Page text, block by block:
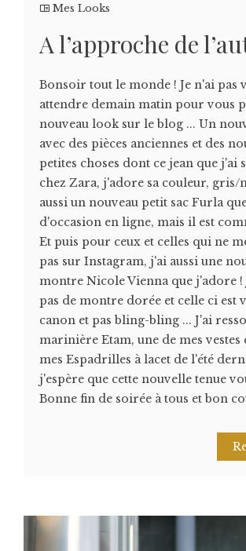
Mes Looks
A l’approche de
Bonsoir tout le monde ! Je n'ai pas
attendre demain matin pour vous
nouveau look sur le blog ... Un
avec des pièces anciennes et des
petites choses dont ce jean que j'ai
chez Zara, j'adore sa couleur, gris/
aussi un nouveau petit sac Furla
d'occasion en ligne, mais il est
Et puis pour ceux et celles qui ne
pas sur Instagram, j'ai aussi une
montre Nicole Vienna que j'adore !
pas de montre dorée et celle ci est
canon et pas bling-bling ... J'ai
marinière Etam, une de mes vestes
mes Espadrilles à lacet de l'été
j'espère que cette nouvelle tenue
Bonne fin de soirée à tous et bon